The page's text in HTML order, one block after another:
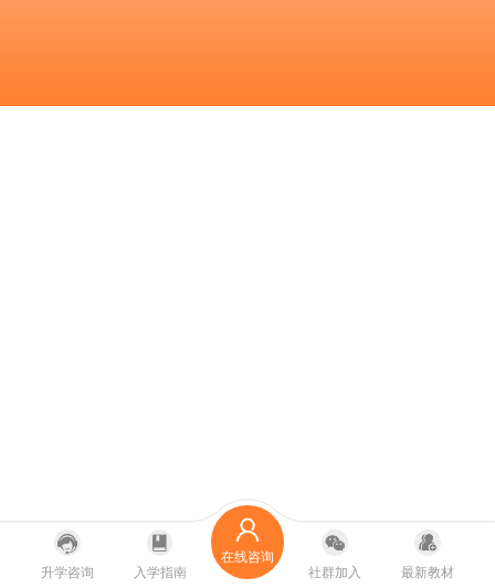
升学咨询 入学指南
在线咨询
社群加入
最新教材